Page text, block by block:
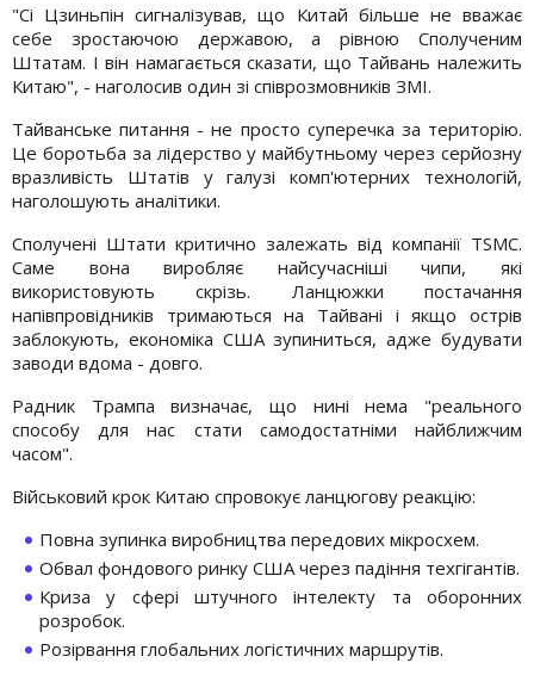
"Сі Цзиньпін сигналізував, що Китай більше не вважає
себе зростаючою державою, а рівною Сполученим
Штатам. І він намагається сказати, що Тайвань належить
Китаю", - наголосив один зі співрозмовників ЗМІ.
Тайванське питання - не просто суперечка за територію.
Це боротьба за лідерство у майбутньому через серйозну
вразливість Штатів у галузі комп'ютерних технологій,
наголошують аналітики.
Сполучені Штати критично залежать від компанії TSMC.
Саме вона виробляє найсучасніші чипи, які
використовують скрізь. Ланцюжки постачання
напівпровідників тримаються на Тайвані і якщо острів
заблокують, економіка США зупиниться, адже будувати
заводи вдома - довго.
Радник Трампа визначає, що нині нема "реального
способу для нас стати самодостатніми найближчим
часом".
Військовий крок Китаю спровокує ланцюгову реакцію:
Повна зупинка виробництва передових мікросхем.
Обвал фондового ринку США через падіння техгігантів.
Криза у сфері штучного інтелекту та оборонних
розробок.
Розірвання глобальних логістичних маршрутів.